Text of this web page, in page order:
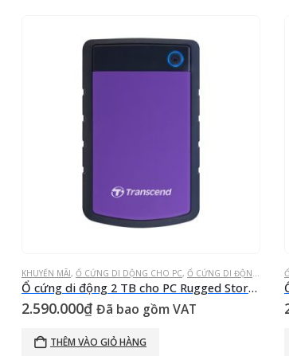
KHUYẾN MÃI, Ổ CỨNG DI DỘNG CHO PC, Ổ CỨNG DI ĐỘNG STOREJET
Ổ cứng di động 2 TB cho PC Rugged StoreJet® 25H3P Tím USB 3.0
2.590.000₫ Đã bao gồm VAT
THÊM VÀO GIỎ HÀNG